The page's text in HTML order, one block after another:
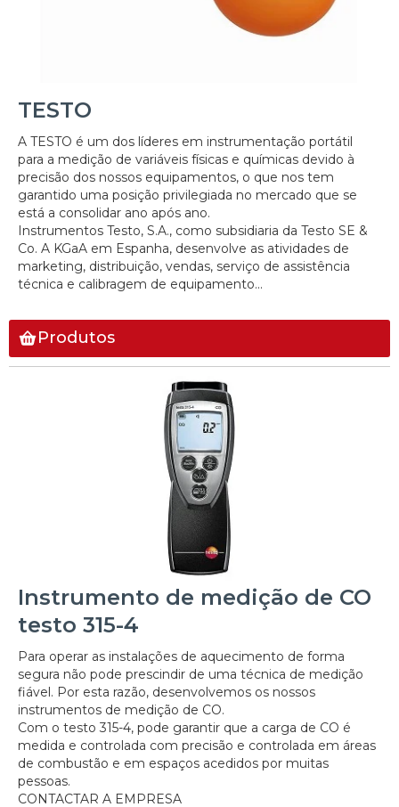
TESTO
A TESTO é um dos líderes em instrumentação portátil
para a medição de variáveis físicas e químicas devido à
precisão dos nossos equipamentos, o que nos tem
garantido uma posição privilegiada no mercado que se
está a consolidar ano após ano.
Instrumentos Testo, S.A., como subsidiaria da Testo SE &
Co. A KGaA em Espanha, desenvolve as atividades de
marketing, distribuição, vendas, serviço de assistência
técnica e calibragem de equipamento...
Produtos
Instrumento de medição de CO
testo 315-4
Para operar as instalações de aquecimento de forma
segura não pode prescindir de uma técnica de medição
fiável. Por esta razão, desenvolvemos os nossos
instrumentos de medição de CO.
Com o testo 315-4, pode garantir que a carga de CO é
medida e controlada com precisão e controlada em áreas
de combustão e em espaços acedidos por muitas
pessoas.
CONTACTAR A EMPRESA